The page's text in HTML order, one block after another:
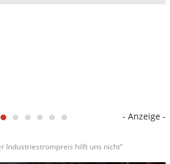
- Anzeige -
Industriestrompreis hilft uns nicht“